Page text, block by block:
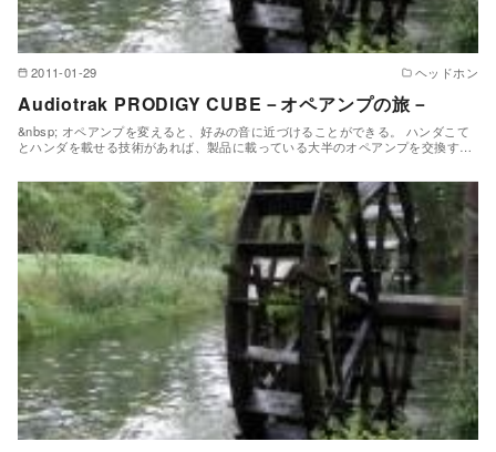
2011-01-29 ヘッドホン
Audiotrak PRODIGY CUBE－オペアンプの旅－
&nbsp; オペアンプを変えると、好みの音に近づけることができる。 ハンダこて
とハンダを載せる技術があれば、製品に載っている大半のオペアンプを交換す…